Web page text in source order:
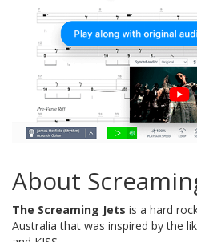
About
The Screaming Jets is a hard
Australia that was inspired by the